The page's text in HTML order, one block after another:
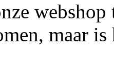
maar